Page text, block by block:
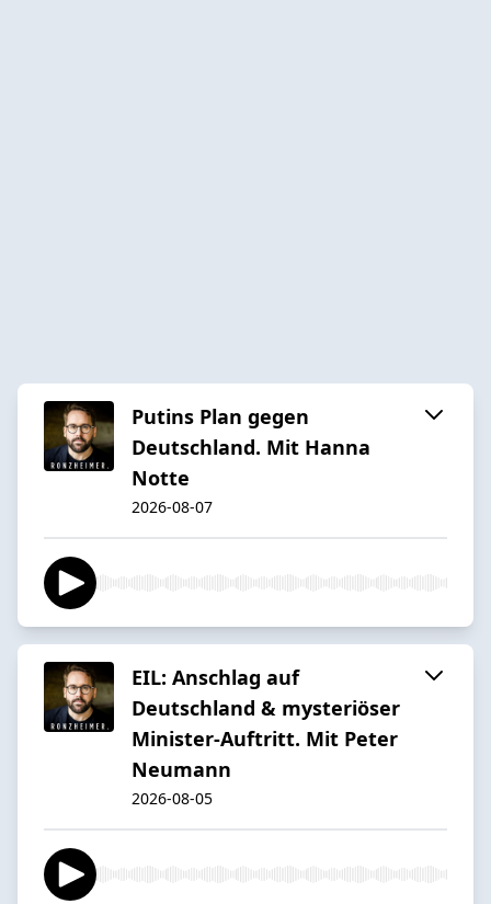
Putins Plan gegen
Deutschland. Mit Hanna
Notte
2026-08-07
EIL: Anschlag auf
Deutschland & mysteriöser
Minister-Auftritt. Mit Peter
Neumann
2026-08-05